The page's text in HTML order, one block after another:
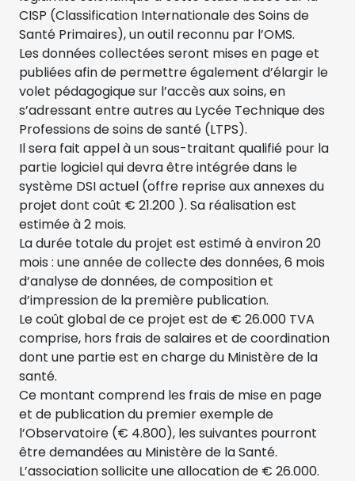
CISP (Classification Internationale des Soins de
Santé Primaires), un outil reconnu par l’OMS.
Les données collectées seront mises en page et
publiées afin de permettre également d’élargir le
volet pédagogique sur l’accès aux soins, en
s’adressant entre autres au Lycée Technique des
Professions de soins de santé (LTPS).
Il sera fait appel à un sous-traitant qualifié pour la
partie logiciel qui devra être intégrée dans le
système DSI actuel (offre reprise aux annexes du
projet dont coût € 21.200 ). Sa réalisation est
estimée à 2 mois.
La durée totale du projet est estimé à environ 20
mois : une année de collecte des données, 6 mois
d’analyse de données, de composition et
d’impression de la première publication.
Le coût global de ce projet est de € 26.000 TVA
comprise, hors frais de salaires et de coordination
dont une partie est en charge du Ministère de la
santé.
Ce montant comprend les frais de mise en page
et de publication du premier exemple de
l’Observatoire (€ 4.800), les suivantes pourront
être demandées au Ministère de la Santé.
L’association sollicite une allocation de € 26.000.